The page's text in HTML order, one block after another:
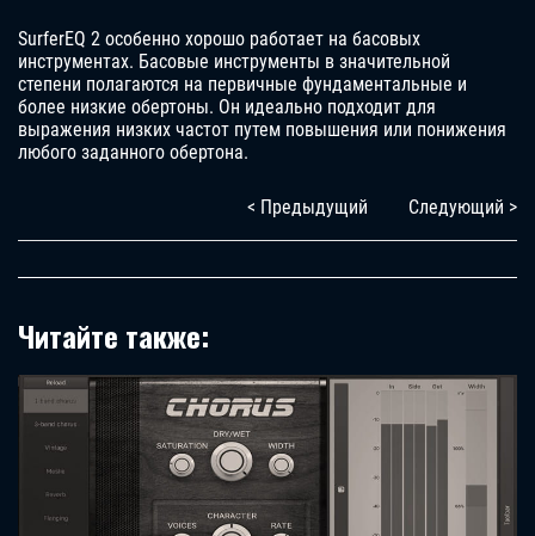
SurferEQ 2 особенно хорошо работает на басовых
инструментах. Басовые инструменты в значительной
степени полагаются на первичные фундаментальные и
более низкие обертоны. Он идеально подходит для
выражения низких частот путем повышения или понижения
любого заданного обертона.
< Предыдущий Следующий >
Читайте также: